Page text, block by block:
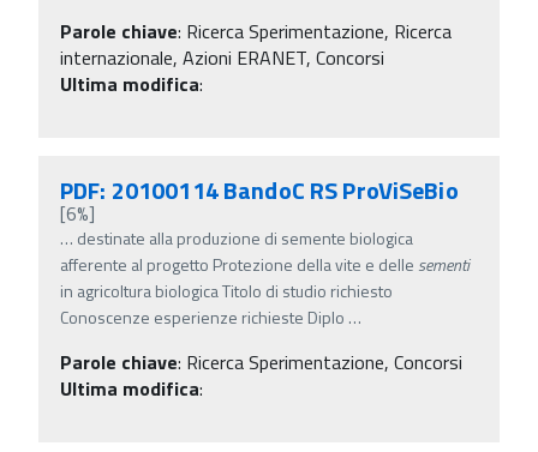
Parole chiave: Ricerca Sperimentazione, Ricerca
internazionale, Azioni ERANET, Concorsi
Ultima modifica:
PDF: 20100114 BandoC RS ProViSeBio
[6%]
… destinate alla produzione di semente biologica
afferente al progetto Protezione della vite e delle sementi
in agricoltura biologica Titolo di studio richiesto
Conoscenze esperienze richieste Diplo …
Parole chiave: Ricerca Sperimentazione, Concorsi
Ultima modifica: